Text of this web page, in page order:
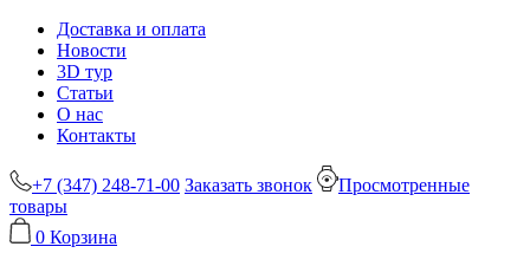
Доставка и оплата
Новости
3D тур
Статьи
О нас
Контакты
+7 (347) 248-71-00 Заказать звонок
Просмотренные
товары
0 Корзина